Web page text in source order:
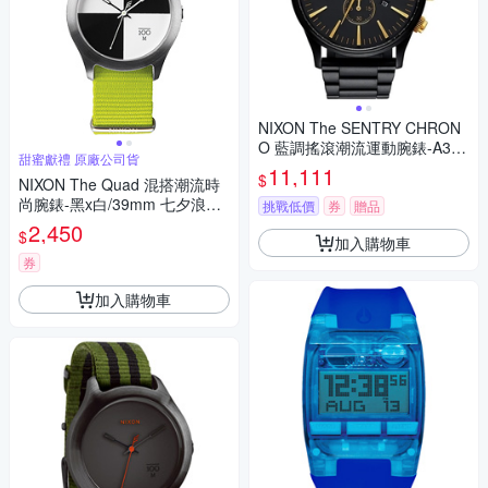
甜蜜獻禮 原廠公司貨
NIXON The Quad 混搭潮流時
尚腕錶-黑x白/39mm 七夕浪漫
購 送禮首選
$2,450
券
加入購物車
NIXON The SENTRY CHRON
O 藍調搖滾潮流運動腕錶-A386
1041
$11,111
挑戰低價 券 贈品
加入購物車